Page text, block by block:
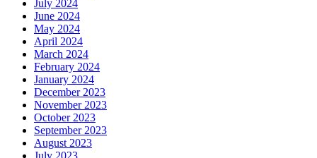
July 2024
June 2024
May 2024
April 2024
March 2024
February 2024
January 2024
December 2023
November 2023
October 2023
September 2023
August 2023